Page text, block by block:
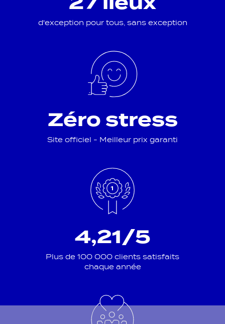
d'exception pour tous, sans exception
Zéro stress
Site officiel - Meilleur prix garanti
4,21/5
Plus de 100 000 clients satisfaits
chaque année